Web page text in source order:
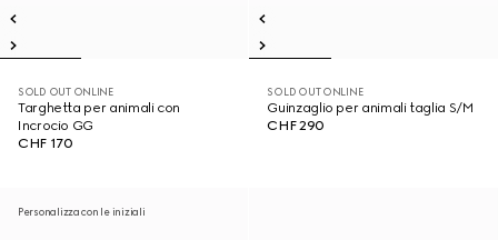
SOLD OUT ONLINE
Targhetta per animali con
Incrocio GG
CHF 170
SOLD OUT ONLINE
Guinzaglio per animali taglia S/M
CHF 290
Personalizza con le iniziali